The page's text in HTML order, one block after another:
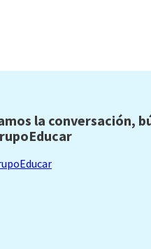
la conversación,